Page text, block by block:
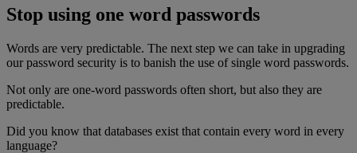
Stop using one word passwords
Words are very predictable. The next step we can take in upgrading
our password security is to banish the use of single word passwords.
Not only are one-word passwords often short, but also they are
predictable.
Did you know that databases exist that contain every word in every
language?